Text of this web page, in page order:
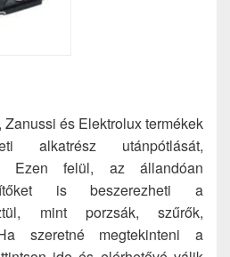
és Elektrolux termékek
alkatrész utánpótlását,
Ezen felül, az állandóan
is beszerezheti a
mint porzsák, szűrők,
szeretné megtekinteni a